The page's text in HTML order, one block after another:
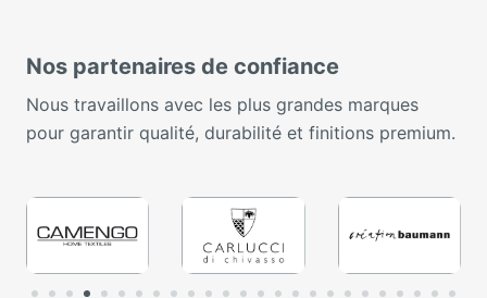
Nos partenaires de confiance
Nous travaillons avec les plus grandes marques
pour garantir qualité, durabilité et finitions premium.